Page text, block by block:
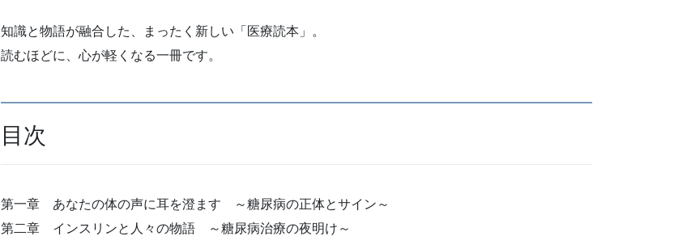
知識と物語が融合した、まったく新しい「医療読本」。
読むほどに、心が軽くなる一冊です。
目次
第一章 あなたの体の声に耳を澄ます ～糖尿病の正体とサイン～
第二章 インスリンと人々の物語 ～糖尿病治療の夜明け～